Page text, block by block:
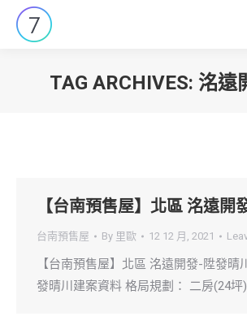
TAG ARCHIVES: 洺遠
【台南預售屋】北區 洺遠開
台南預售屋 By 里歐 12 12 月, 2021
【台南預售屋】北區 洺遠開發-陞發晴
發晴川建案資料 格局規劃： 二房(24坪